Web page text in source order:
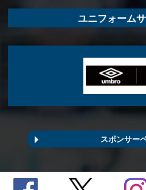
ユニフォーム
スポンサー